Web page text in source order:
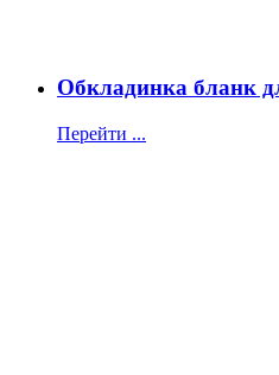
Обкладинка бланк
Перейти ...